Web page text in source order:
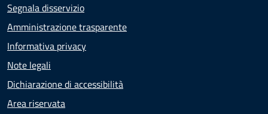
Segnala disservizio
Amministrazione trasparente
Informativa privacy
Note legali
Dichiarazione di accessibilità
Area riservata